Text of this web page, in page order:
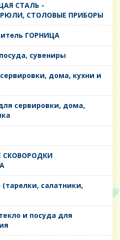
СТАЛЬ -
СТОЛОВЫЕ ПРИБОРЫ
ГОРНИЦА
сувениры
дома, кухни и
для сервировки, дома,
СКОВОРОДКИ
(тарелки, салатники,
и посуда для